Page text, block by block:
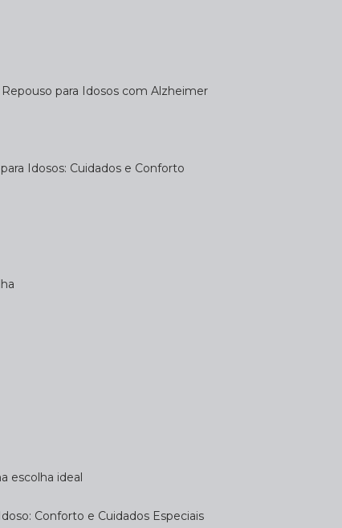
Repouso para Idosos com Alzheimer
para Idosos: Cuidados e Conforto
escolha ideal
Idoso: Conforto e Cuidados Especiais